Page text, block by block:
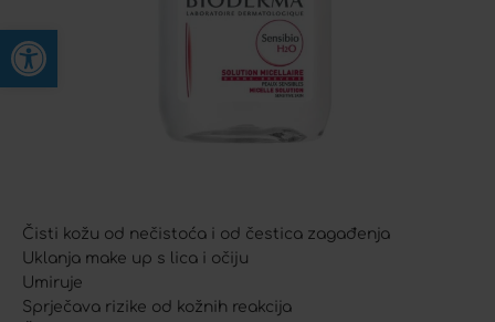
Open toolbar
Čisti kožu od nečistoća i od čestica zagađenja
Uklanja make up s lica i očiju
Umiruje
Sprječava rizike od kožnih reakcija